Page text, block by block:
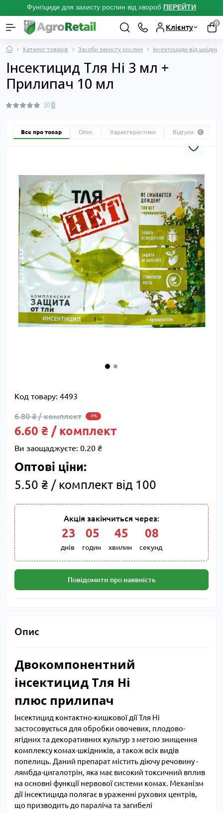
Фунгіциди для захисту рослин від хвороб ПЕРЕЙТИ
Клієнту
0
Каталог товарів Засоби захисту рослин Інсектициди від
Інсектицид Тля Ні 3 мл +
Прилипач 10 мл
0
Все про товар Опис Характеристики Відгуки 0
Код товару: 4493
6.80 ₴ / комплект -3%
6.60 ₴ / комплект
Ви заощаджуєте: 0.20 ₴
Оптові ціни:
5.50 ₴ / комплект від 100
Акція закінчиться через:
23
днів
05
годин
45
хвилин
07
секунд
Повідомити про наявність
Опис
Двокомпонентний
інсектицид Тля Ні
плюс прилипач
Інсектицид контактно-кишкової дії Тля Ні
застосовується для обробки овочевих, плодово-
ягідних та декоративних культур з метою знищення
комплексу комах-шкідників, а також всіх видів
попелиць. Даний препарат містить діючу речовину -
лямбда-цигалотрін, яка має високий токсичний вплив
на основні функції нервової системи комах. Механізм
дії інсектицида полягає в ураженні рухових центрів,
що призводить до параліча та загибелі